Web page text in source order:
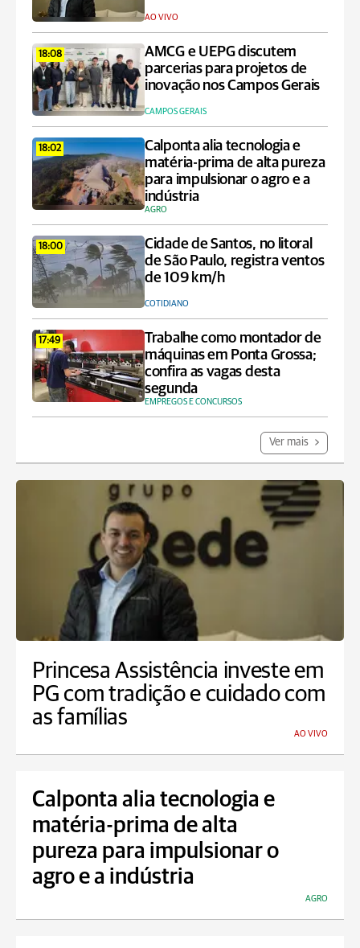
AO VIVO
18:08
AMCG e UEPG discutem
parcerias para projetos de
inovação nos Campos Gerais
CAMPOS GERAIS
18:02
Calponta alia tecnologia e
matéria-prima de alta pureza
para impulsionar o agro e a
indústria
AGRO
18:00
Cidade de Santos, no litoral
de São Paulo, registra ventos
de 109 km/h
COTIDIANO
17:49
Trabalhe como montador de
máquinas em Ponta Grossa;
confira as vagas desta
segunda
EMPREGOS E CONCURSOS
Ver mais
Princesa Assistência investe em
PG com tradição e cuidado com
as famílias
AO VIVO
Calponta alia tecnologia e
matéria-prima de alta
pureza para impulsionar o
agro e a indústria
AGRO